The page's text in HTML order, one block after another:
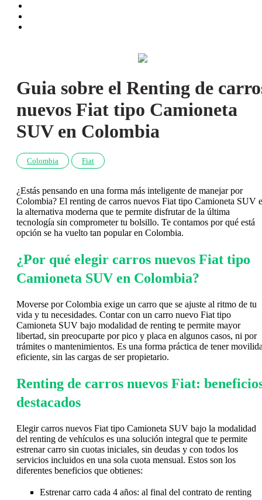
Guia sobre el Renting de
nuevos Fiat tipo Camioneta
SUV en Colombia
Colombia Fiat
¿Estás pensando en una forma más inteligente de manejar por
Colombia? El renting de carros nuevos Fiat tipo Camioneta SUV
la alternativa moderna que te permite disfrutar de la última
tecnología sin comprometer tu bolsillo. Te contamos por qué está
opción se ha vuelto tan popular en Colombia.
¿Por qué elegir carros nuevos Fiat tipo
Camioneta SUV en Colombia?
Moverse por Colombia exige un carro que se ajuste al ritmo de tu
vida y tu necesidades. Contar con un carro nuevo Fiat tipo
Camioneta SUV bajo modalidad de renting te permite mayor
libertad, sin preocuparte por pico y placa en algunos casos, ni por
trámites o mantenimientos. Es una forma práctica de tener
eficiente, sin las cargas de ser propietario.
Renting de carros nuevos Fiat:
destacados
Elegir carros nuevos Fiat tipo Camioneta SUV bajo la modalidad
del renting de vehículos es una solución integral que te permite
estrenar carro sin cuotas iniciales, sin deudas y con todos los
servicios incluidos en una sola cuota mensual. Estos son los
diferentes beneficios que obtienes:
Estrenar carro cada 4 años: al final del contrato de renting